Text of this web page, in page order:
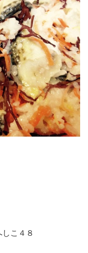
こ４８